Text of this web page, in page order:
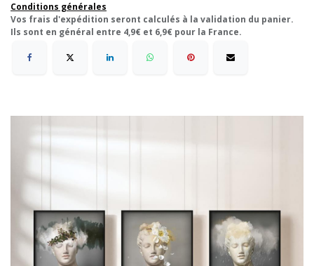
Conditions générales
Vos frais d'expédition seront calculés à la validation du panier.
Ils sont en général entre 4,9€ et 6,9€ pour la France.